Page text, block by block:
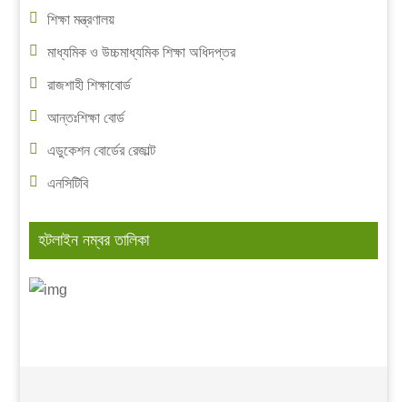
শিক্ষা মন্ত্রণালয়
মাধ্যমিক ও উচ্চমাধ্যমিক শিক্ষা অধিদপ্তর
রাজশাহী শিক্ষাবোর্ড
আন্তঃশিক্ষা বোর্ড
এডুকেশন বোর্ডের রেজাল্ট
এনসিটিবি
হটলাইন নম্বর তালিকা